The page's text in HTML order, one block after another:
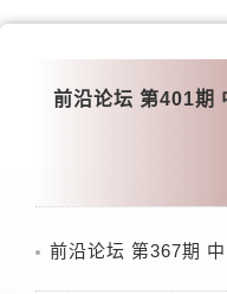
前沿论坛 第367期 中国科学技术大学余彦教